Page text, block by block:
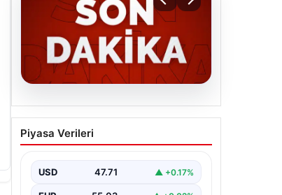
06.08.2026
MGK’den 8 maddelik kritik
bildiri: Dikkat çeken
Piyasa Verileri
USD 47.71 ▲ +0.17%